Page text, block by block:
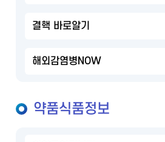
결핵 바로알기
해외감염병NOW
약품식품정보